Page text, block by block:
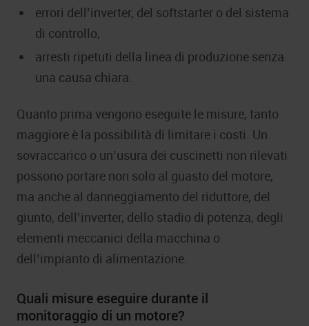
errori dell’inverter, del softstarter o del sistema
di controllo,
arresti ripetuti della linea di produzione senza
una causa chiara.
Quanto prima vengono eseguite le misure, tanto
maggiore è la possibilità di limitare i costi. Un
sovraccarico o un’usura dei cuscinetti non rilevati
possono portare non solo al guasto del motore,
ma anche al danneggiamento del riduttore, del
giunto, dell’inverter, dello stadio di potenza, degli
elementi meccanici della macchina o
dell’impianto di alimentazione.
Quali misure eseguire durante il
monitoraggio di un motore?